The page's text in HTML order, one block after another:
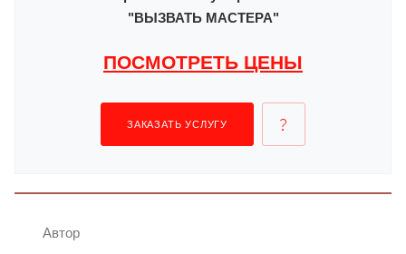
"ВЫЗВАТЬ МАСТЕРА"
ПОСМОТРЕТЬ ЦЕНЫ
ЗАКАЗАТЬ УСЛУГУ
Автор